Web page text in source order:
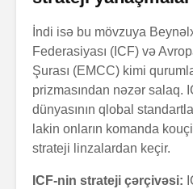
İndi isə bu mövzuya
Federasiyası (ICF) və
Şurası (EMCC) kimi
prizmasından nəzər salaq.
dünyasının qlobal
lakin onların komanda
strateji linzalardan keçir.
ICF-nin strateji çərçivəsi: